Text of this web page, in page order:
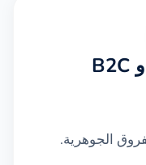
الجوهرية.